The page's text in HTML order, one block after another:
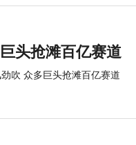
头抢滩百亿赛道
劲吹 众多巨头抢滩百亿赛道